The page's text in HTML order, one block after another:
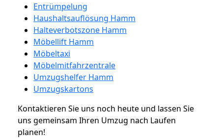
Entrümpelung
Haushaltsauflösung Hamm
Halteverbotszone Hamm
Möbellift Hamm
Möbeltaxi
Möbelmitfahrzentrale
Umzugshelfer Hamm
Umzugskartons
Kontaktieren Sie uns noch heute und lassen Sie
uns gemeinsam Ihren Umzug nach Laufen
planen!